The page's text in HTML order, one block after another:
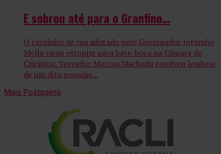
E sobrou até para o Granfino…
O cãozinho de rua adotado pelo Governador Jorginho
Mello virou estopim para bate-boca na Câmara de
Criciúma. Vereador Marcos Machado resolveu lembrar
de um dito popular...
Mais Postagens